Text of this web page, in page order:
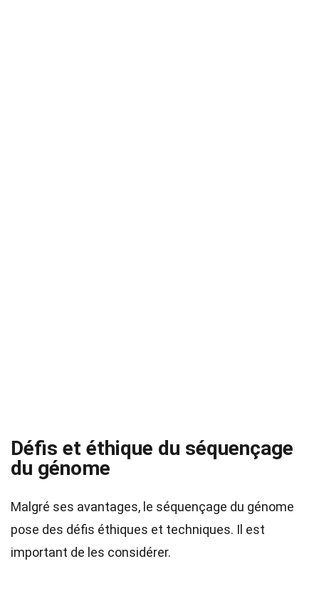
Défis et éthique du séquençage
du génome
Malgré ses avantages, le séquençage du génome
pose des défis éthiques et techniques. Il est
important de les considérer.